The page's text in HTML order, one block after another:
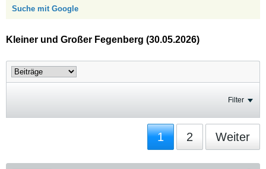
Suche mit Google
Kleiner und Großer Fegenberg (30.05.2026)
Filter
1 2 Weiter